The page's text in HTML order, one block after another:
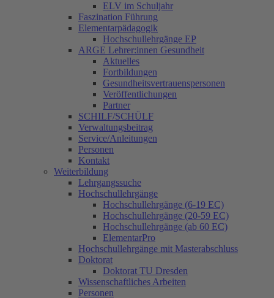
ELV im Schuljahr
Faszination Führung
Elementarpädagogik
Hochschullehrgänge EP
ARGE Lehrer:innen Gesundheit
Aktuelles
Fortbildungen
Gesundheitsvertrauenspersonen
Veröffentlichungen
Partner
SCHILF/SCHÜLF
Verwaltungsbeitrag
Service/Anleitungen
Personen
Kontakt
Weiterbildung
Lehrgangssuche
Hochschullehrgänge
Hochschullehrgänge (6-19 EC)
Hochschullehrgänge (20-59 EC)
Hochschullehrgänge (ab 60 EC)
ElementarPro
Hochschullehrgänge mit Masterabschluss
Doktorat
Doktorat TU Dresden
Wissenschaftliches Arbeiten
Personen